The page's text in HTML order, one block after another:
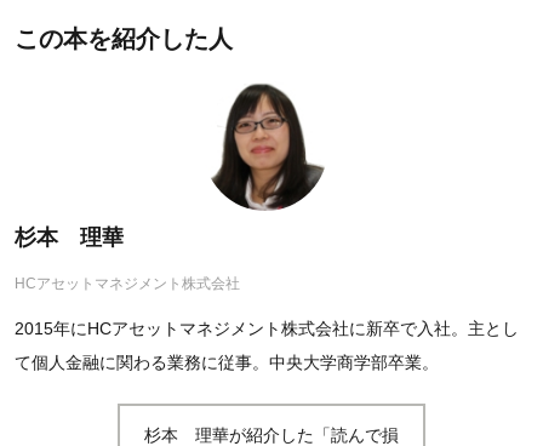
この本を紹介した人
杉本 理華
HCアセットマネジメント株式会社
2015年にHCアセットマネジメント株式会社に新卒で入社。主とし
て個人金融に関わる業務に従事。中央大学商学部卒業。
杉本 理華が紹介した「読んで損